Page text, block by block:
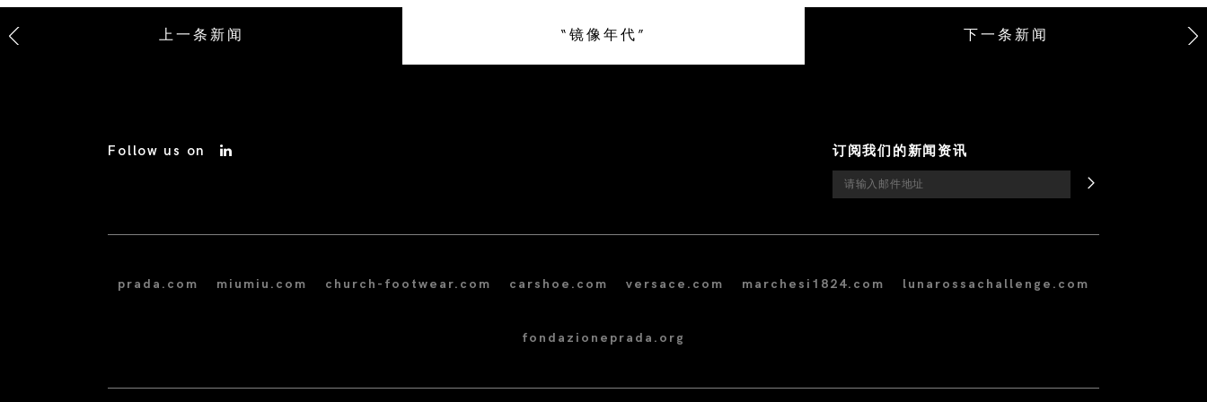
上一条新闻 “镜像年代” 下一条新闻
Follow us on 订阅我们的新闻资讯
prada.com miumiu.com church-footwear.com carshoe.com versace.com marchesi1824.com lunarossachallenge.com
fondazioneprada.org